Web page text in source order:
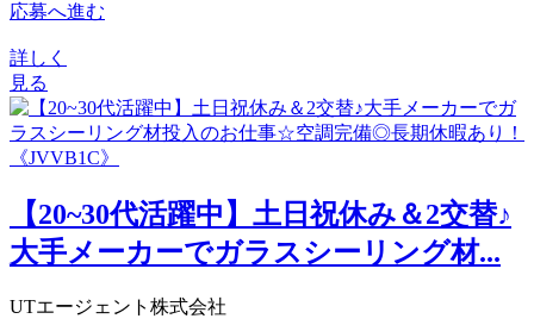
応募へ進む
詳しく
見る
【20~30代活躍中】土日祝休み＆2交替♪
大手メーカーでガラスシーリング材...
UTエージェント株式会社